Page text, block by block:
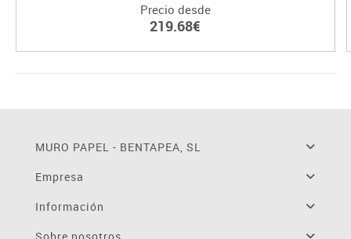
Precio desde
219.68€
MURO PAPEL - BENTAPEA, SL
Empresa
Información
Sobre nosotros